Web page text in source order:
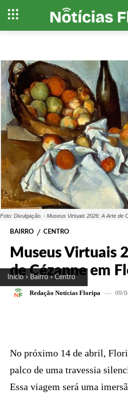
Início Bairro Centro
Foto: Divulgação. - Museus Virtuais 2026: A Arte de
BAIRRO CENTRO
Museus Virtuais
de Cézanne em
Redação Notícias Floripa 09/
No próximo 14 de abril,
palco de uma travessia
Essa viagem será uma